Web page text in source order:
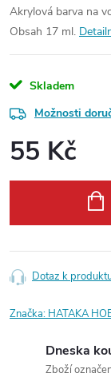
Akrylová barva na
Obsah 17 ml.
Skladem
Možnosti
55 Kč
Dotaz k
Značka: HATAKA
Dneska
Zboží